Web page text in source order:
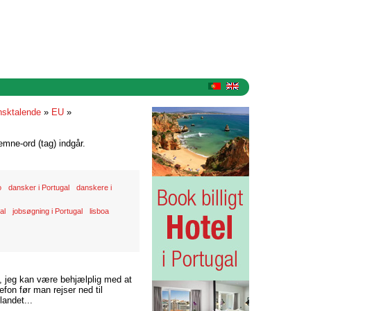
» EU »
ord (tag) indgår.
dansker i Portugal danskere i
jobsøgning i Portugal lisboa
jeg kan være behjælplig med at
før man rejser ned til